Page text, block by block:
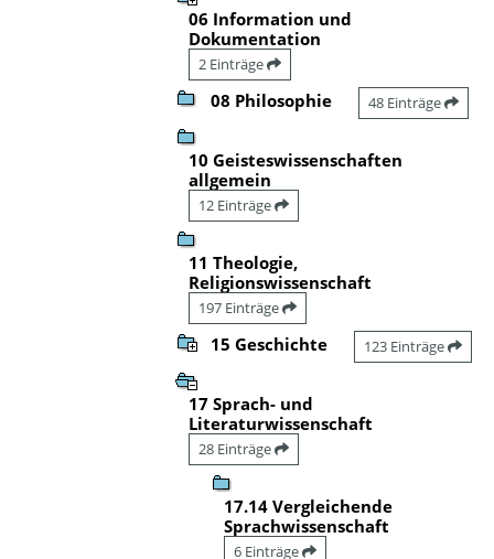
06 Information und
Dokumentation
2 Einträge
08 Philosophie 48 Einträge
10 Geisteswissenschaften
allgemein
12 Einträge
11 Theologie,
Religionswissenschaft
197 Einträge
15 Geschichte 123 Einträge
17 Sprach- und
Literaturwissenschaft
28 Einträge
17.14 Vergleichende
Sprachwissenschaft
6 Einträge